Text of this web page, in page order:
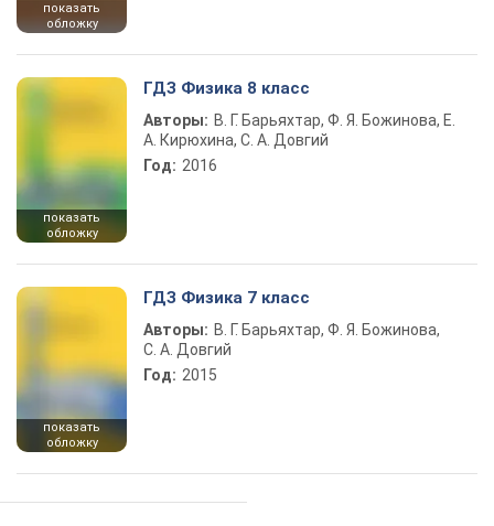
показать
обложку
показать
обложку
ГДЗ Физика 8 класс
Авторы: В. Г. Барьяхтар, Ф. Я. Божинова, Е.
А. Кирюхина, С. А. Довгий
Год: 2016
показать
обложку
ГДЗ Физика 7 класс
Авторы: В. Г. Барьяхтар, Ф. Я. Божинова,
С. А. Довгий
Год: 2015